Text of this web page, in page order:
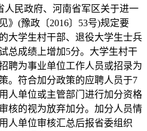
人民政府、河南省军区关于进一
》(豫政〔2016〕53号)规定要
大学生村干部、退役大学生士兵
总成绩上增加5分。大学生村干
聘为事业单位工作人员或招录为
。符合加分政策的应聘人员于7
人单位或主管部门进行加分资格
核的视为放弃加分。加分人员情
人单位审核汇总后报省委组织